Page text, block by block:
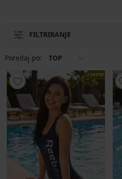
FILTRIRANJE
Poredaj po: TOP
LIMITED